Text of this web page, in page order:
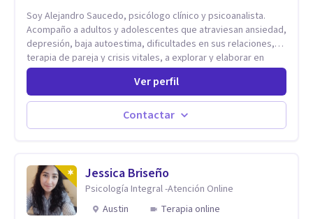
Soy Alejandro Saucedo, psicólogo clínico y psicoanalista.
Acompaño a adultos y adolescentes que atraviesan ansiedad,
depresión, baja autoestima, dificultades en sus relaciones,
terapia de pareja y crisis vitales, a explorar y elaborar en
profundidad los conflictos internos que generan malestar en
autoconocimiento y análisis, es posible acceder a las
historias personales, elaborar las experiencias del pasado y
resignificarlas, liberando su influencia para construir un futuro
esta conversación abierta y del trabajo analítico conjunto, se
exploran las vivencias que aún condicionan el presente, se les
otorga un nuevo sentido y se transforma su impacto
emocional. De esta forma, los pacientes logran mayor
Ver perfil
Contactar
Jessica Briseño
Psicología Integral -Atención Online
Austin
Terapia online